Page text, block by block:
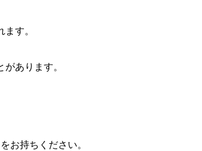
す。
あります。
お持ちください。